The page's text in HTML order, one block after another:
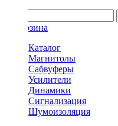
Каталог
Магнитолы
Сабвуферы
Усилители
Динамики
Сигнализация
Шумоизоляция